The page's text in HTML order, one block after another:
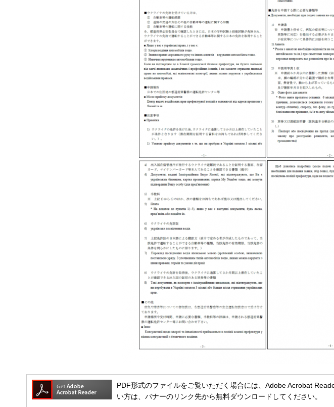
PDF形式のファイルをご覧いただく場合には、Adobe Acrobat
い方は、バナーのリンク先から無料ダウンロードしてください。